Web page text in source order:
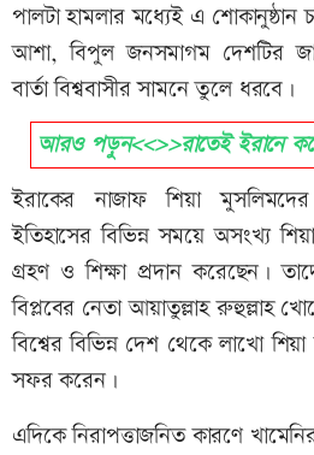
পালটা হামলার মধ্যেই এ শোকানুষ্ঠান
আশা, বিপুল জনসমাগম দেশটির
বার্তা বিশ্ববাসীর সামনে তুলে ধরবে।
আরও পড়ুন<<>>রাতেই ইরানে
ইরাকের নাজাফ শিয়া
ইতিহাসের বিভিন্ন সময়ে অসংখ্য
গ্রহণ ও শিক্ষা প্রদান করেছেন।
বিপ্লবের নেতা আয়াতুল্লাহ রুহুল্লাহ
বিশ্বের বিভিন্ন দেশ থেকে লাখো
সফর করেন।
এদিকে নিরাপত্তাজনিত কারণে